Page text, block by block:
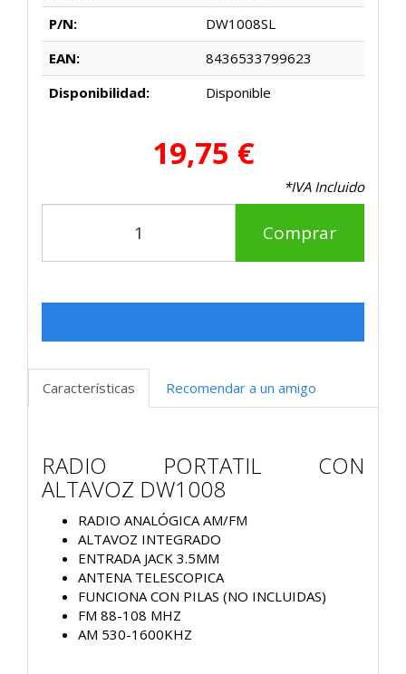
P/N:
DW1008SL
EAN:
8436533799623
Disponibilidad:
Disponible
19,75 €
*IVA Incluido
Comprar
Características Recomendar a un amigo
RADIO PORTATIL CON
ALTAVOZ DW1008
RADIO ANALÓGICA AM/FM
ALTAVOZ INTEGRADO
ENTRADA JACK 3.5MM
ANTENA TELESCOPICA
FUNCIONA CON PILAS (NO INCLUIDAS)
FM 88-108 MHZ
AM 530-1600KHZ